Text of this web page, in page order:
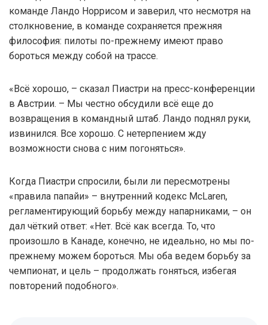
команде Ландо Норрисом и заверил, что несмотря на
столкновение, в команде сохраняется прежняя
философия: пилоты по-прежнему имеют право
бороться между собой на трассе.
«Всё хорошо, – сказал Пиастри на пресс-конференции
в Австрии. – Мы честно обсудили всё еще до
возвращения в командный штаб. Ландо поднял руки,
извинился. Все хорошо. С нетерпением жду
возможности снова с ним погоняться».
Когда Пиастри спросили, были ли пересмотрены
«правила папайи» – внутренний кодекс McLaren,
регламентирующий борьбу между напарниками, – он
дал чёткий ответ: «Нет. Всё как всегда. То, что
произошло в Канаде, конечно, не идеально, но мы по-
прежнему можем бороться. Мы оба ведем борьбу за
чемпионат, и цель – продолжать гоняться, избегая
повторений подобного».